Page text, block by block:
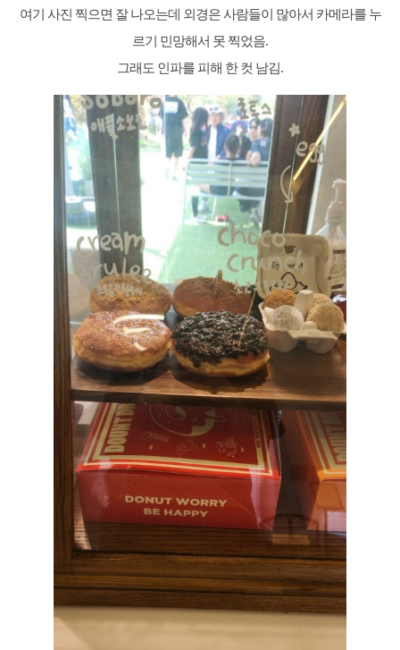
여기 사진 찍으면 잘 나오는데 외경은 사람들이 많아서 카메라를 누
르기 민망해서 못 찍었음.
그래도 인파를 피해 한 컷 남김.